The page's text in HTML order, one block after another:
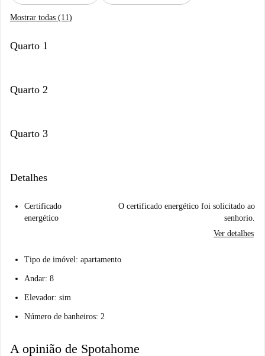
Mostrar todas (11)
Quarto 1
Quarto 2
Quarto 3
Detalhes
Certificado
energético
O certificado energético foi solicitado ao
senhorio.
Ver detalhes
Tipo de imóvel: apartamento
Andar: 8
Elevador: sim
Número de banheiros: 2
A opinião de Spotahome